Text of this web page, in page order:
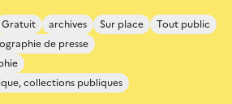
Gratuit archives Sur place
Tout public
de presse
collections publiques